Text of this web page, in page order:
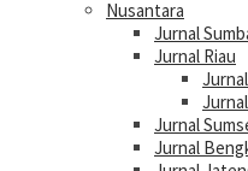
Nusantara
Jurnal
Jurnal Riau
Jurnal
Jurnal